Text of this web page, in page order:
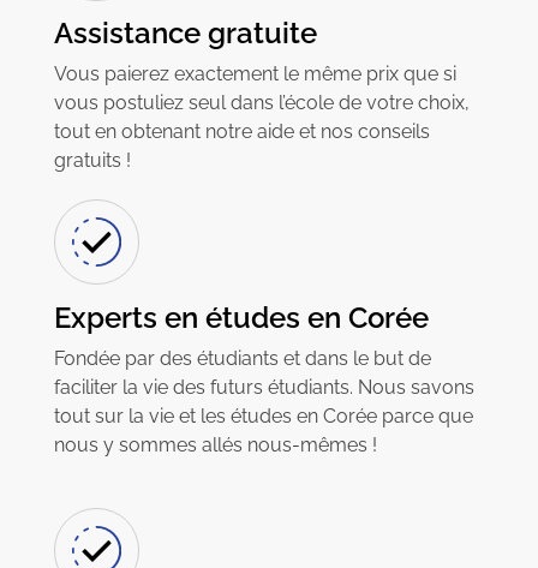
Assistance gratuite
Vous paierez exactement le même prix que si
vous postuliez seul dans l’école de votre choix,
tout en obtenant notre aide et nos conseils
gratuits !
Experts en études en Corée
Fondée par des étudiants et dans le but de
faciliter la vie des futurs étudiants. Nous savons
tout sur la vie et les études en Corée parce que
nous y sommes allés nous-mêmes !